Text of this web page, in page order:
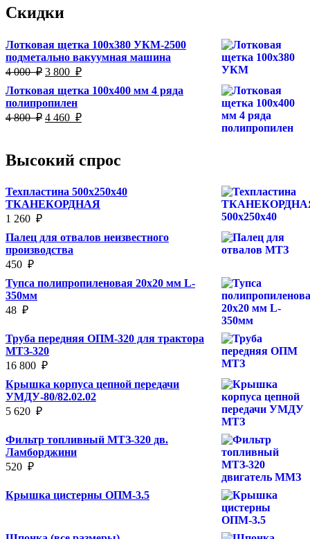
Скидки
Лотковая щетка 100х380 УКМ-2500
подметально вакуумная машина
4 000₽ Первоначальная
составляла
4
000
3 800 ₽Текущая
3
₽.
Лотковая щетка 100х400 мм 4 ряда
полипропилен
4 800₽ Первоначальная
800
4 460 ₽Текущая
₽.
Высокий спрос
Техпластина 500х250х40
ТКАНЕКОРДНАЯ
1 260 ₽
Палец для отвалов неизвестного
производства
450 ₽
Тупса полипропиленовая 20х20 мм L-
350мм
48 ₽
Труба передняя ОПМ-320 для трактора
МТЗ-320
16 800 ₽
Крышка корпуса цепной передачи
УМДУ-80/82.02.02
5 620 ₽
Фильтр топливный МТЗ-320 дв.
Ламборджини
520 ₽
Крышка цистерны ОПМ-3.5